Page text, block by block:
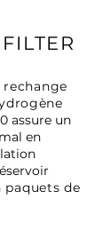
assure un
en
paquets de